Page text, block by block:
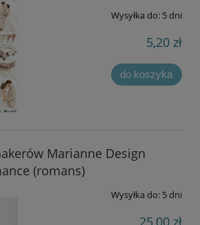
Wysyłka do: 5 dni
5,20 zł
do koszyka
Marianne Design
(romans)
Wysyłka do: 5 dni